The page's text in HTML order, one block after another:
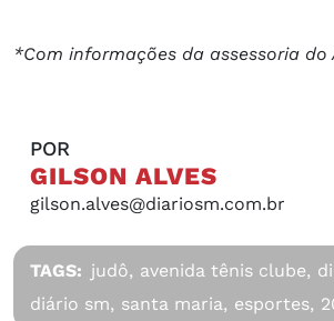
*Com informações da assessoria do
POR
GILSON ALVES
gilson.alves@diariosm.com.br
TAGS: judô, avenida tênis clube,
diário sm, santa maria, esportes,